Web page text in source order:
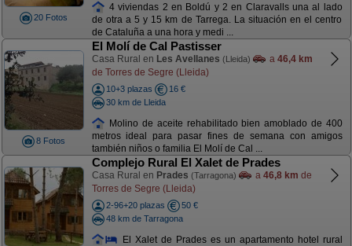
20 Fotos
4 viviendas 2 en Boldú y 2 en Claravalls una al lado
de otra a 5 y 15 km de Tarrega. La situación en el centro
de Cataluña a una hora y medi ...
8 Fotos
El Molí de Cal Pastisser
Casa Rural en Les Avellanes (Lleida) a 46,4 km
de Torres de Segre (Lleida)
10+3 plazas
16 €
30 km de Lleida
Molino de aceite rehabilitado bien amoblado de 400
metros ideal para pasar fines de semana con amigos
también niños o familia El Molí de Cal ...
Complejo Rural El Xalet de Prades
Casa Rural en Prades (Tarragona) a 46,8 km de
Torres de Segre (Lleida)
2-96+20 plazas
50 €
48 km de Tarragona
El Xalet de Prades es un apartamento hotel rural